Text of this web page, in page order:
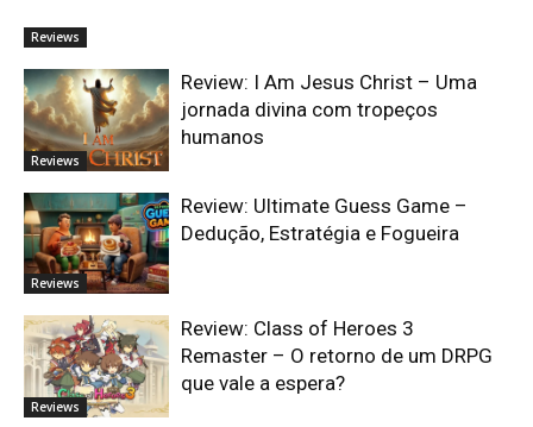
Reviews
Reviews
Review: I Am Jesus Christ – Uma
jornada divina com tropeços
humanos
Reviews
Review: Ultimate Guess Game –
Dedução, Estratégia e Fogueira
Reviews
Review: Class of Heroes 3
Remaster – O retorno de um DRPG
que vale a espera?